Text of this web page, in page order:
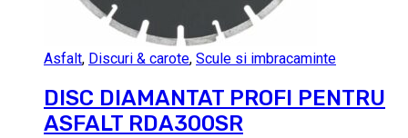
Asfalt, Discuri & carote, Scule si imbracaminte
DISC DIAMANTAT PROFI PENTRU
ASFALT RDA300SR